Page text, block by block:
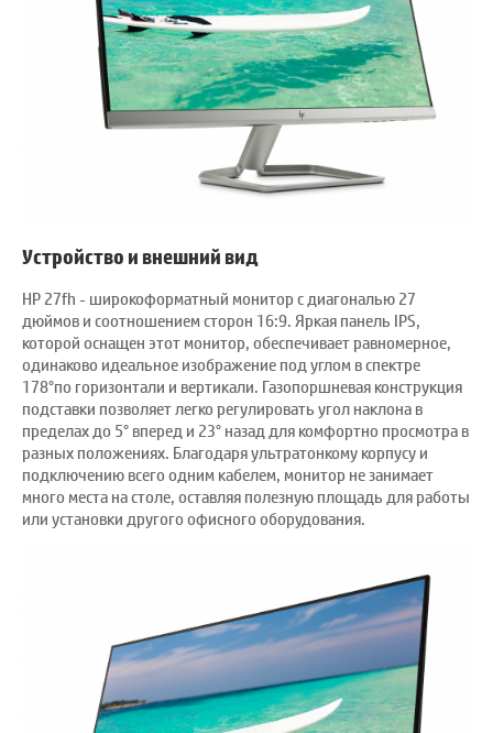
Устройство и внешний вид
HP 27fh - широкоформатный монитор с диагональю 27
дюймов и соотношением сторон 16:9. Яркая панель IPS,
которой оснащен этот монитор, обеспечивает равномерное,
одинаково идеальное изображение под углом в спектре
178°по горизонтали и вертикали. Газопоршневая конструкция
подставки позволяет легко регулировать угол наклона в
пределах до 5° вперед и 23° назад для комфортно просмотра в
разных положениях. Благодаря ультратонкому корпусу и
подключению всего одним кабелем, монитор не занимает
много места на столе, оставляя полезную площадь для работы
или установки другого офисного оборудования.